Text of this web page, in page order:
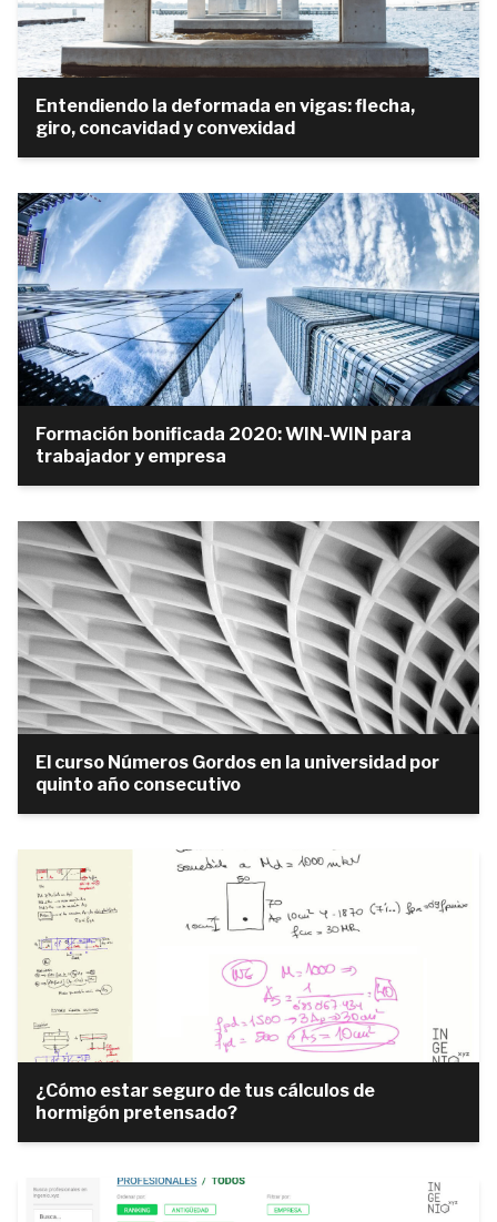
Entendiendo la deformada en vigas: flecha,
giro, concavidad y convexidad
Formación bonificada 2020: WIN-WIN para
trabajador y empresa
El curso Números Gordos en la universidad por
quinto año consecutivo
¿Cómo estar seguro de tus cálculos de
hormigón pretensado?